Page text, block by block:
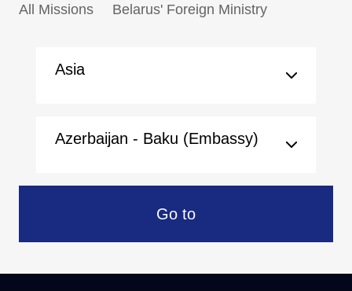
All Missions Belarus' Foreign Ministry
Asia
Azerbaijan - Baku (Embassy)
Go to